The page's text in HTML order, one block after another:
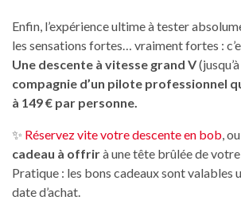
Enfin, l’expérience ultime à tester
les sensations fortes… vraiment fortes :
Une descente à vitesse grand V
compagnie d’un pilote professionnel
à 149 € par personne.
✨ Réservez vite votre descente en bob , ou
cadeau à offrirà une tête brûlée de
Pratique : les bons cadeaux sont valables
date d’achat.